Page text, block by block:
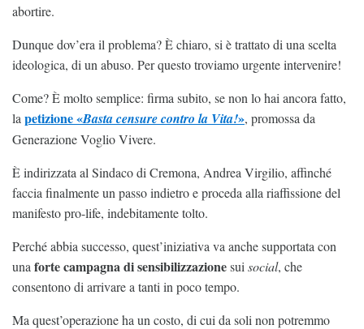
abortire.
Dunque dov’era il problema? È chiaro, si è trattato di una scelta
ideologica, di un abuso. Per questo troviamo urgente intervenire!
Come? È molto semplice: firma subito, se non lo hai ancora fatto,
la petizione «Basta censure contro la Vita!», promossa da
Generazione Voglio Vivere.
È indirizzata al Sindaco di Cremona, Andrea Virgilio, affinché
faccia finalmente un passo indietro e proceda alla riaffissione del
manifesto pro-life, indebitamente tolto.
Perché abbia successo, quest’iniziativa va anche supportata con
una forte campagna di sensibilizzazionesui social, che
consentono di arrivare a tanti in poco tempo.
Ma quest’operazione ha un costo, di cui da soli non potremmo